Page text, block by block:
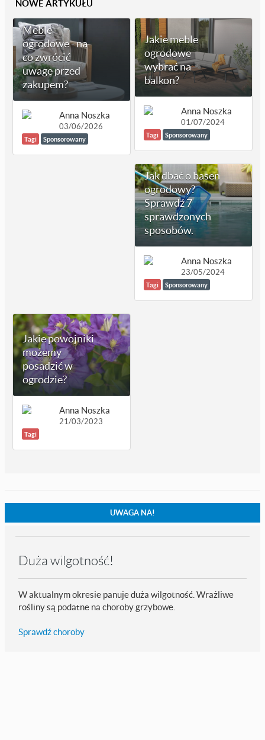
NOWE ARTYKUŁU
Meble
ogrodowe - na
co zwrócić
uwagę przed
zakupem?
Anna Noszka
03/06/2026
Tagi Sponsorowany
Jakie meble
ogrodowe
wybrać na
balkon?
Anna Noszka
01/07/2024
Tagi Sponsorowany
Jak dbać o basen
ogrodowy?
Sprawdź 7
sprawdzonych
sposobów.
Anna Noszka
23/05/2024
Tagi Sponsorowany
Jakie powojniki
możemy
posadzić w
ogrodzie?
Anna Noszka
21/03/2023
Tagi
UWAGA NA!
Duża wilgotność!
W aktualnym okresie panuje duża wilgotność. Wrażliwe
rośliny są podatne na choroby grzybowe.
Sprawdź choroby